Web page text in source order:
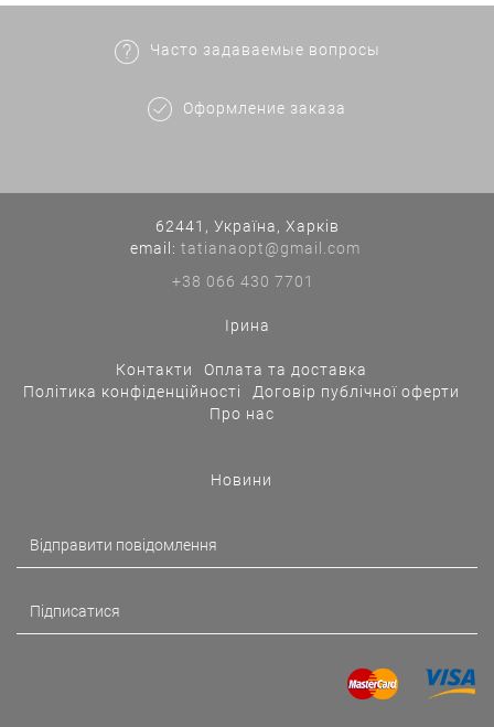
Часто задаваемые вопросы
Оформление заказа
62441, Україна, Харків
еmail: tatianaopt@gmail.com
+38 066 430 7701
Ірина
Контакти
Оплата та доставка
Політика конфіденційності
Договір публічної оферти
Про нас
Новини